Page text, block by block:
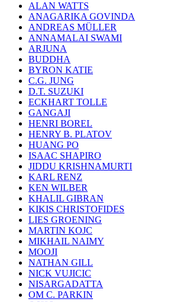
ALAN WATTS
ANAGARIKA GOVINDA
ANDREAS MÜLLER
ANNAMALAI SWAMI
ARJUNA
BUDDHA
BYRON KATIE
C.G. JUNG
D.T. SUZUKI
ECKHART TOLLE
GANGAJI
HENRI BOREL
HENRY B. PLATOV
HUANG PO
ISAAC SHAPIRO
JIDDU KRISHNAMURTI
KARL RENZ
KEN WILBER
KHALIL GIBRAN
KIKIS CHRISTOFIDES
LIES GROENING
MARTIN KOJC
MIKHAIL NAIMY
MOOJI
NATHAN GILL
NICK VUJICIC
NISARGADATTA
OM C. PARKIN